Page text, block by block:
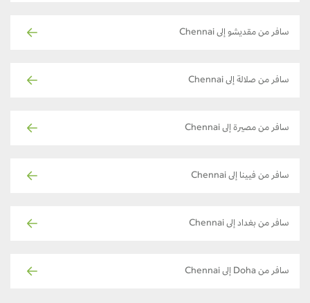
سافر من مقديشو إلى Chennai
سافر من صلالة إلى Chennai
سافر من مصيرة إلى Chennai
سافر من فيينا إلى Chennai
سافر من بغداد إلى Chennai
سافر من Doha إلى Chennai